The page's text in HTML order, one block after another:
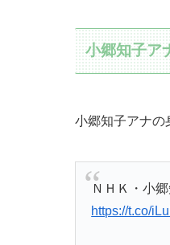
小郷知子ア
小郷知子アナの
ＮＨＫ・小
https://t.co/